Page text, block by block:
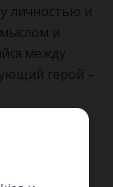
личностью и
и
между
герой –